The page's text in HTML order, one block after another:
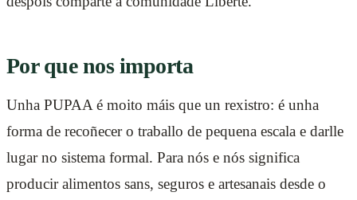
Por que nos importa
Unha PUPAA é moito máis que un rexistro: é unha
forma de recoñecer o traballo de pequena escala e darlle
lugar no sistema formal. Para nós e nós significa
producir alimentos sans, seguros e artesanais desde o